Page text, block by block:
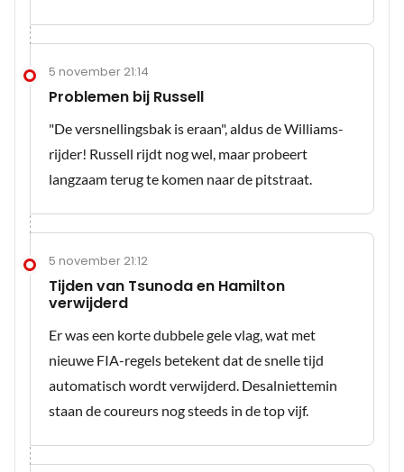
5 november 21:14
Problemen bij Russell
"De versnellingsbak is eraan", aldus de Williams-
rijder! Russell rijdt nog wel, maar probeert
langzaam terug te komen naar de pitstraat.
5 november 21:12
Tijden van Tsunoda en Hamilton
verwijderd
Er was een korte dubbele gele vlag, wat met
nieuwe FIA-regels betekent dat de snelle tijd
automatisch wordt verwijderd. Desalniettemin
staan de coureurs nog steeds in de top vijf.